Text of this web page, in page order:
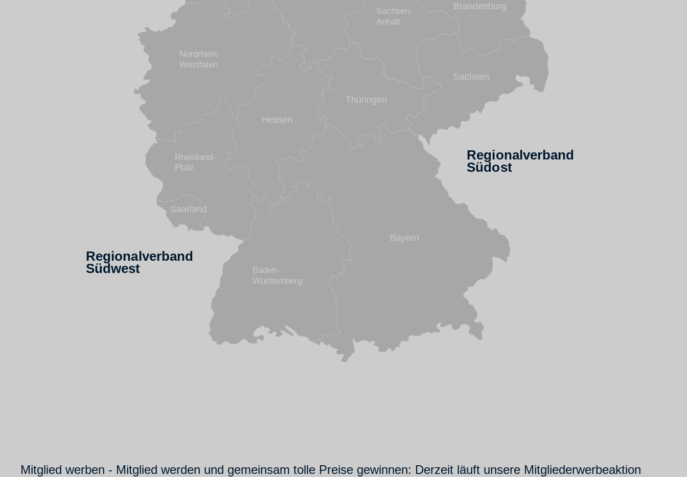
Regionalverband
Südwest
Regionalverband
Südost
Nordrhein-
Westfalen
Brandenburg
Thüringen
Sachsen
Sachsen-
Anhalt
Bayern
Baden-
Württemberg
Hessen
Rheinland-
Pfalz
Saarland
Mitglied werben - Mitglied werden und gemeinsam tolle Preise gewinnen: Derzeit läuft unsere Mitgliederwerbeaktion